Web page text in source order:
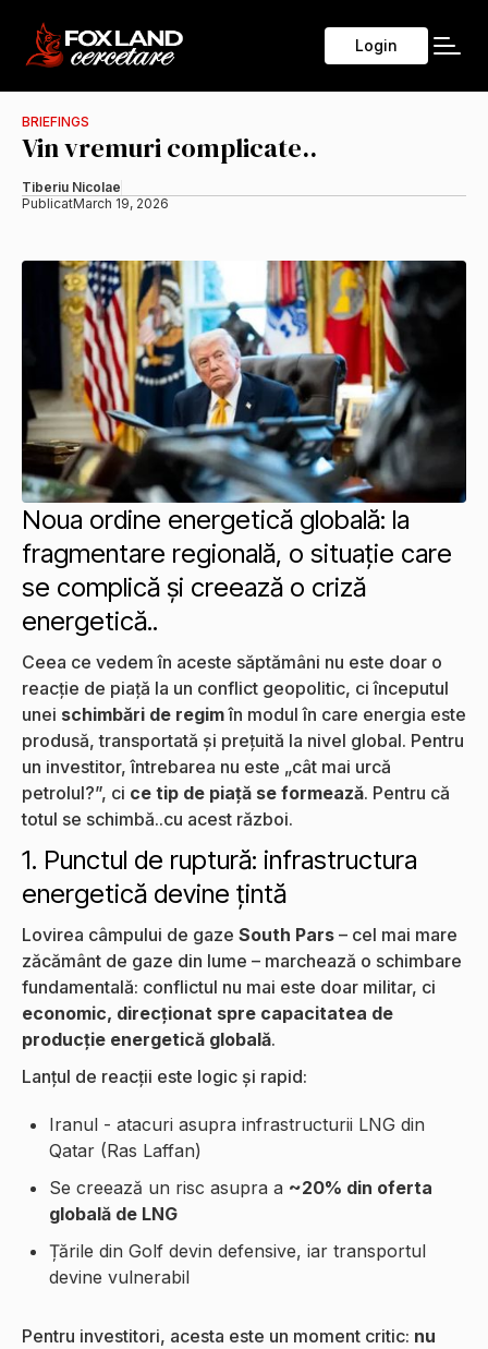
Login
BRIEFINGS
Vin vremuri complicate..
Tiberiu Nicolae
PublicatMarch 19, 2026
Noua ordine energetică globală: la
fragmentare regională, o situație care
se complică și creează o criză
energetică..
Ceea ce vedem în aceste săptămâni nu este doar o
reacție de piață la un conflict geopolitic, ci începutul
unei schimbări de regimîn modul în care energia este
produsă, transportată și prețuită la nivel global. Pentru
un investitor, întrebarea nu este „cât mai urcă
petrolul?”, ci ce tip de piață se formează. Pentru că
totul se schimbă..cu acest război.
1. Punctul de ruptură: infrastructura
energetică devine țintă
Lovirea câmpului de gaze South Pars – cel mai mare
zăcământ de gaze din lume – marchează o schimbare
fundamentală: conflictul nu mai este doar militar, ci
economic, direcționat spre capacitatea de
producție energetică globală.
Lanțul de reacții este logic și rapid:
Iranul - atacuri asupra infrastructurii LNG din
Qatar (Ras Laffan)
Se creează un risc asupra a ~20% din oferta
globală de LNG
Țările din Golf devin defensive, iar transportul
devine vulnerabil
Pentru investitori, acesta este un moment critic: nu